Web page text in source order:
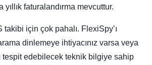
yıllık faturalandırma mevcuttur.
takibi için çok pahalı. FlexiSpy’ı
dinlemeye ihtiyacınız varsa veya
tespit edebilecek teknik bilgiye sahip